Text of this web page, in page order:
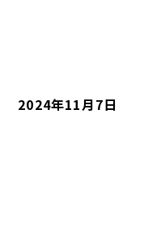
2024年11月7日